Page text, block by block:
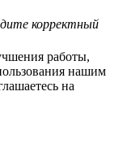
корректный
работы,
нашим
на